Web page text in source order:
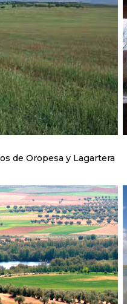
Llanos de Oropesa y Lagartera